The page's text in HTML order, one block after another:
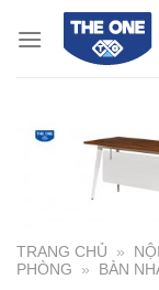
TRANG CHỦ »
PHÒNG
» BÀN